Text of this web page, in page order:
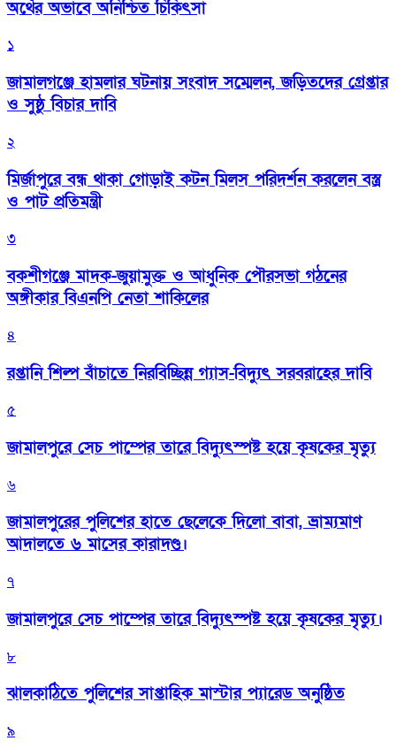
অর্থের অভাবে অনিশ্চিত চিকিৎসা
১
জামালগঞ্জে হামলার ঘটনায় সংবাদ সম্মেলন, জড়িতদের গ্রেপ্তার
ও সুষ্ঠু বিচার দাবি
২
মির্জাপুরে বন্ধ থাকা গোড়াই কটন মিলস পরিদর্শন করলেন বস্ত্র
ও পাট প্রতিমন্ত্রী
৩
বকশীগঞ্জে মাদক-জুয়ামুক্ত ও আধুনিক পৌরসভা গঠনের
অঙ্গীকার বিএনপি নেতা শাকিলের
৪
রপ্তানি শিল্প বাঁচাতে নিরবিচ্ছিন্ন গ্যাস-বিদ্যুৎ সরবরাহের দাবি
৫
জামালপুরে সেচ পাম্পের তারে বিদ্যুৎস্পষ্ট হয়ে কৃষকের মৃত্যু
৬
জামালপুরের পুলিশের হাতে ছেলেকে দিলো বাবা, ভ্রাম্যমাণ
আদালতে ৬ মাসের কারাদণ্ড।
৭
জামালপুরে সেচ পাম্পের তারে বিদ্যুৎস্পষ্ট হয়ে কৃষকের মৃত্যু।
৮
‎ঝালকাঠিতে পুলিশের সাপ্তাহিক মাস্টার প্যারেড অনুষ্ঠিত
৯